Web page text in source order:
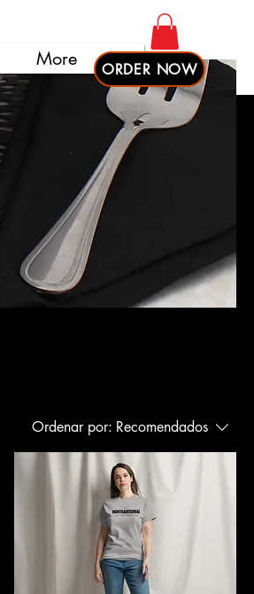
More ORDER NOW
Ordenar por: Recomendados